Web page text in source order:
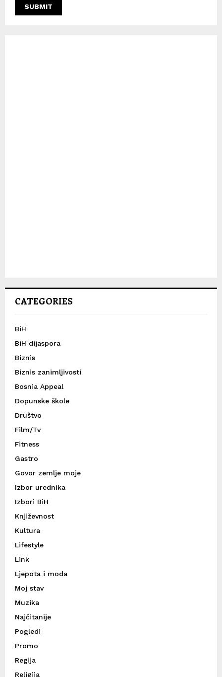
CATEGORIES
BiH
BiH dijaspora
Biznis
Biznis zanimljivosti
Bosnia Appeal
Dopunske škole
Društvo
Film/Tv
Fitness
Gastro
Govor zemlje moje
Izbor urednika
Izbori BiH
Književnost
Kultura
Lifestyle
Link
Ljepota i moda
Moj stav
Muzika
Najčitanije
Pogledi
Promo
Regija
Religija